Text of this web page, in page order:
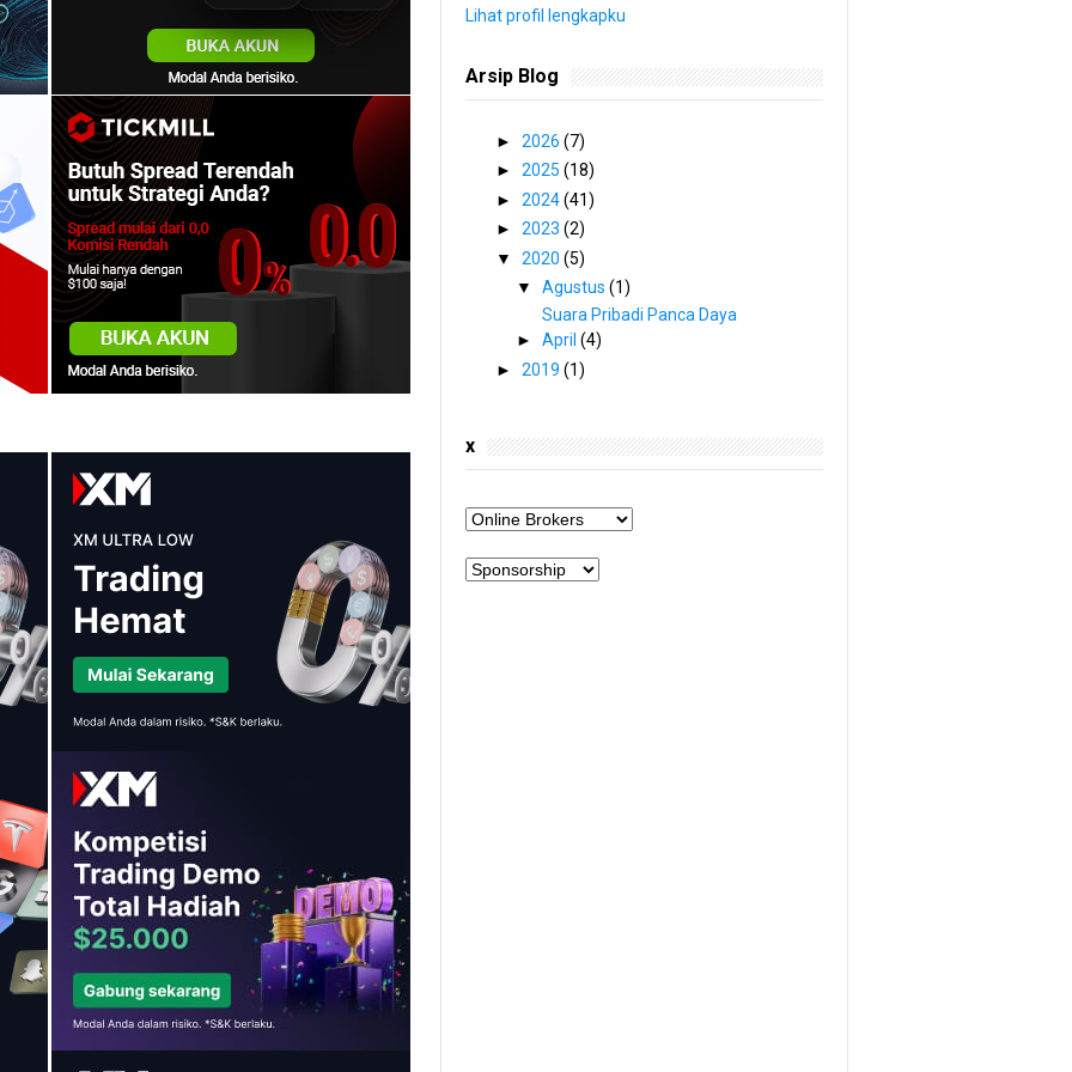
Lihat profil lengkapku
Arsip Blog
►2026(7)
►2025(18)
►2024(41)
►2023(2)
▼2020(5)
▼ Agustus (1)
Suara Pribadi Panca Daya
► April (4)
►2019(1)
x